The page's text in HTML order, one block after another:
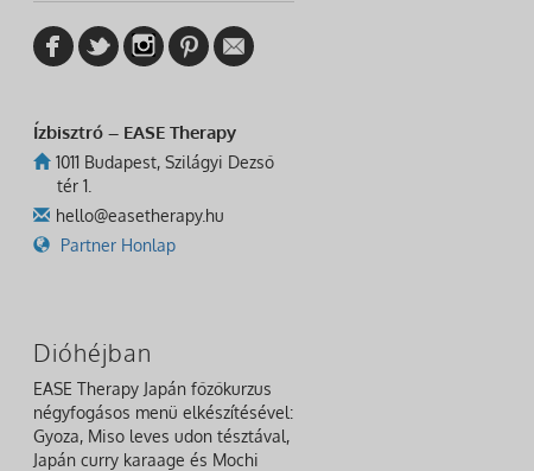
Ízbisztró – EASE Therapy
1011 Budapest, Szilágyi Dezső
tér 1.
hello@easetherapy.hu
Partner Honlap
Dióhéjban
EASE Therapy Japán főzőkurzus
négyfogásos menü elkészítésével:
Gyoza, Miso leves udon tésztával,
Japán curry karaage és Mochi